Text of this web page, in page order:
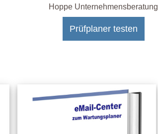
Hoppe Unternehmensberatung
Prüfplaner testen